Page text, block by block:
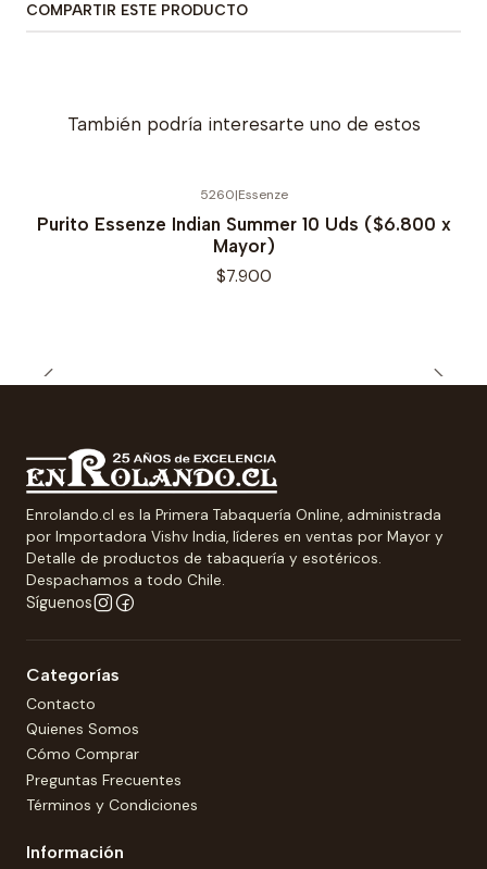
COMPARTIR ESTE PRODUCTO
También podría interesarte uno de estos
5260|Essenze
Purito Essenze Indian Summer 10 Uds ($6.800 x
Mayor)
$7.900
Enrolando.cl es la Primera Tabaquería Online, administrada
por Importadora Vishv India, líderes en ventas por Mayor y
Detalle de productos de tabaquería y esotéricos.
Despachamos a todo Chile.
Síguenos
Categorías
Contacto
Quienes Somos
Cómo Comprar
Preguntas Frecuentes
Términos y Condiciones
Información